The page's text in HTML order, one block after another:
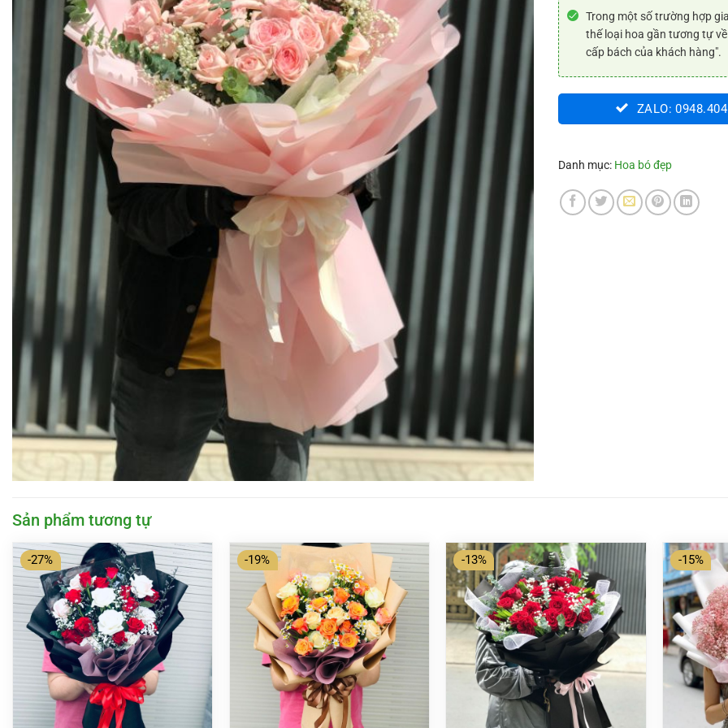
Trong một số trường hợp
thế loại hoa gần tương tự
cấp bách của khách hàng".
ZALO:
Danh mục: Hoa bó đẹp
Sản phẩm tương tự
-27% -19% -13% -15%